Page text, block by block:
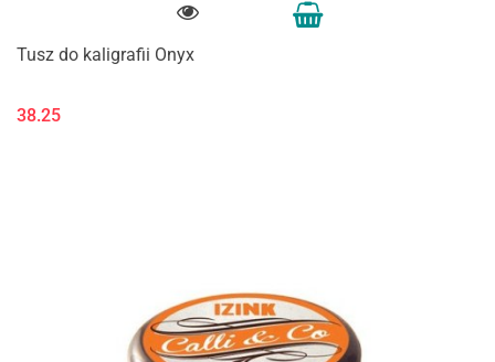
Tusz do kaligrafii Onyx
38.25